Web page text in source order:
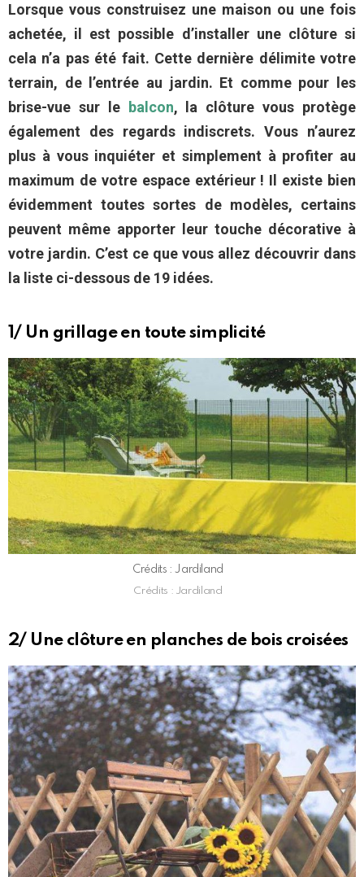
Lorsque vous construisez une maison ou une fois
achetée, il est possible d’installer une clôture si
cela n’a pas été fait. Cette dernière délimite votre
terrain, de l’entrée au jardin. Et comme pour les
brise-vue sur le
balcon, la clôture vous protège
également des regards indiscrets. Vous n’aurez
plus à vous inquiéter et simplement à profiter au
maximum de votre espace extérieur ! Il existe bien
évidemment toutes sortes de modèles, certains
peuvent même apporter leur touche décorative à
votre jardin. C’est ce que vous allez découvrir dans
la liste ci-dessous de 19 idées.
1/ Un grillage en toute simplicité
Crédits : Jardiland
Crédits : Jardiland
2/ Une clôture en planches de bois croisées